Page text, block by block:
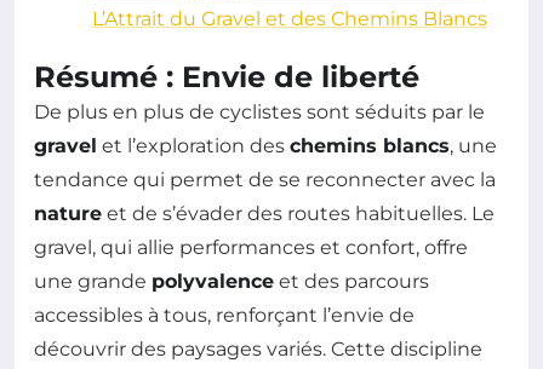
L’Attrait du Gravel et des Chemins Blancs
Résumé : Envie de liberté
De plus en plus de cyclistes sont séduits par le
gravel et l’exploration des chemins blancs, une
tendance qui permet de se reconnecter avec la
nature et de s’évader des routes habituelles. Le
gravel, qui allie performances et confort, offre
une grande polyvalence et des parcours
accessibles à tous, renforçant l’envie de
découvrir des paysages variés. Cette discipline